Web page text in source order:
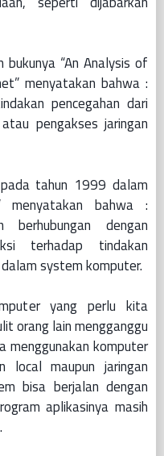
“An Analysis of
menyatakan bahwa :
pencegahan dari
pengakses jaringan
tahun 1999 dalam
menyatakan bahwa :
berhubungan dengan
terhadap tindakan
system komputer.
yang perlu kita
orang lain mengganggu
menggunakan komputer
local maupun jaringan
bisa berjalan dengan
aplikasinya masih